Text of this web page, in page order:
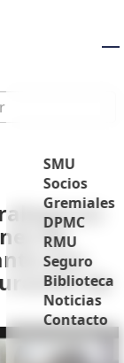
SMU
Socios
Gremiales
DPMC
RMU
Seguro
Biblioteca
Noticias
Contacto
de
una
de